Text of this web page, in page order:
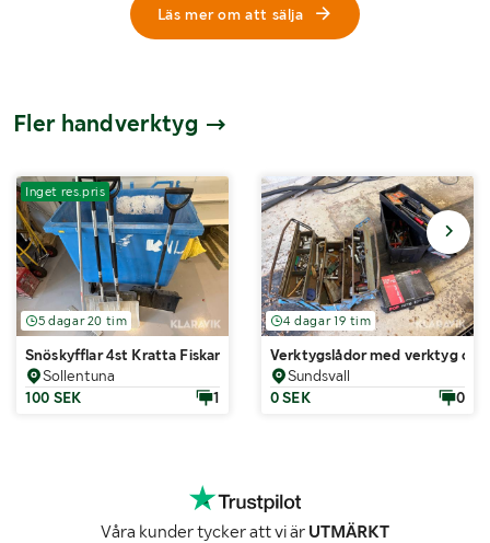
Läs mer om att sälja
Fler handverktyg
Inget res.pris
5 dagar 20 tim
Snöskyfflar 4st Kratta Fiskars
Sollentuna
100 SEK
1
4 dagar 19 tim
Verktygslådor med verktyg
Sundsvall
0 SEK
0
Våra kunder tycker att vi är UTMÄRKT